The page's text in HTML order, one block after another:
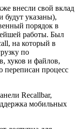
внесли свой вклад
будут указаны),
порядок в
работы. Был
на который в
по
хуков и файлов,
переписан процесс
Recallbar,
мобильных